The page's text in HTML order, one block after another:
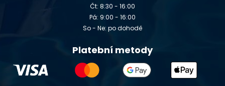
Čt: 8:30 - 16:00
Pá: 9:00 - 16:00
So - Ne: po dohodě
Platební metody